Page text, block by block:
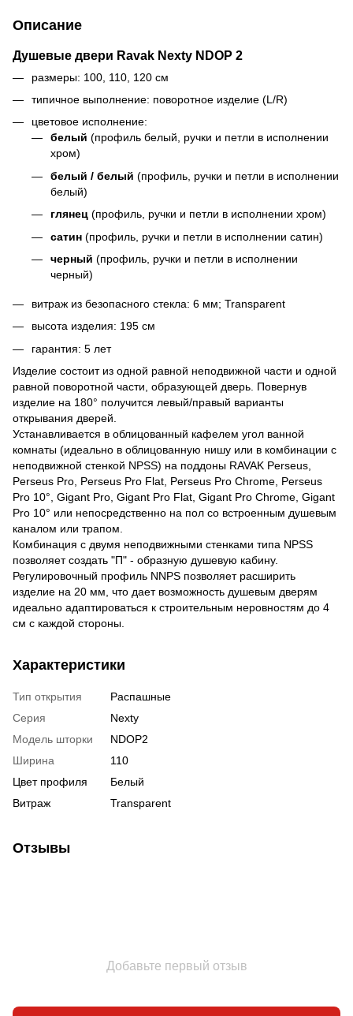
Описание
Душевые двери Ravak Nexty NDOP 2
размеры: 100, 110, 120 см
типичное выполнение: поворотное изделие (L/R)
цветовое исполнение:
белый (профиль белый, ручки и петли в исполнении
хром)
белый / белый (профиль, ручки и петли в исполнении
белый)
глянец (профиль, ручки и петли в исполнении хром)
сатин (профиль, ручки и петли в исполнении сатин)
черный (профиль, ручки и петли в исполнении
черный)
витраж из безопасного стекла: 6 мм; Transparent
высота изделия: 195 см
гарантия: 5 лет
Изделие состоит из одной равной неподвижной части и одной
равной поворотной части, образующей дверь. Повернув
изделие на 180° получится левый/правый варианты
открывания дверей.
Устанавливается в облицованный кафелем угол ванной
комнаты (идеально в облицованную нишу или в комбинации с
неподвижной стенкой NPSS) на поддоны RAVAK Perseus,
Perseus Pro, Perseus Pro Flat, Perseus Pro Chrome, Perseus
Pro 10°, Gigant Pro, Gigant Pro Flat, Gigant Pro Chrome, Gigant
Pro 10° или непосредственно на пол со встроенным душевым
каналом или трапом.
Комбинация с двумя неподвижными стенками типа NPSS
позволяет создать "П" - образную душевую кабину.
Регулировочный профиль NNPS позволяет расширить
изделие на 20 мм, что дает возможность душевым дверям
идеально адаптироваться к строительным неровностям до 4
см с каждой стороны.
Характеристики
Тип открытия
Распашные
Серия
Nexty
Модель шторки
NDOP2
Ширина
110
Цвет профиля
Белый
Витраж
Transparent
Отзывы
Добавьте первый отзыв